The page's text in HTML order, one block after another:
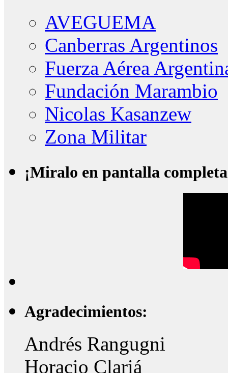
AVEGUEMA
Canberras Argentinos
Fuerza Aérea
Fundación Marambio
Nicolas Kasanzew
Zona Militar
¡Miralo en pantalla
Agradecimientos:
Andrés Rangugni
Horacio Clariá